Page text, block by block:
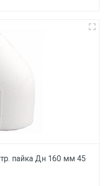
пайка Дн 160 мм 45